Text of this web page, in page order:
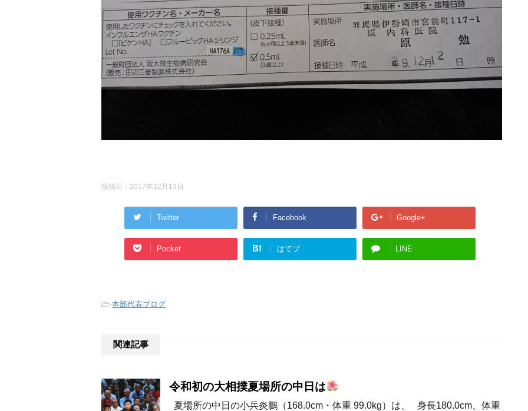
投稿日： 2017年12月13日
Twitter Facebook Google+
Pocket B! はてブ LINE
-本部代表ブログ
関連記事
令和初の大相撲夏場所の中日は
夏場所の中日の小兵炎鵬（168.0cm・体重 99.0kg）は、 身長180.0cm、体重